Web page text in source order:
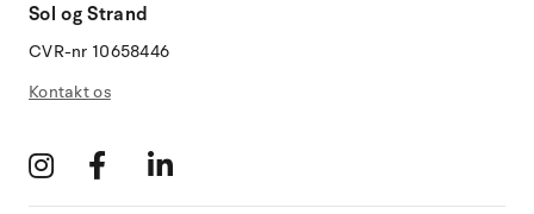
Sol og Strand
CVR-nr 10658446
Kontakt os